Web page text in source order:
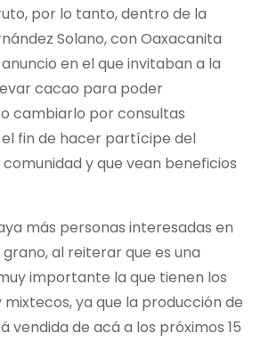
por lo tanto, dentro de la
Solano, con Oaxacanita
en el que invitaban a la
cacao para poder
cambiarlo por consultas
fin de hacer partícipe del
y que vean beneficios
más personas interesadas en
al reiterar que es una
importante la que tienen los
mixtecos, ya que la producción de
vendida de acá a los próximos 15